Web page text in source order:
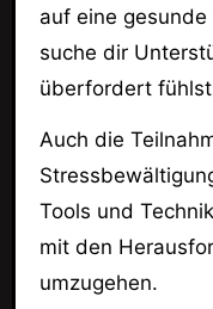
auf eine
suche dir
überfordert
Auch die
Tools und
mit den
umzugehen.